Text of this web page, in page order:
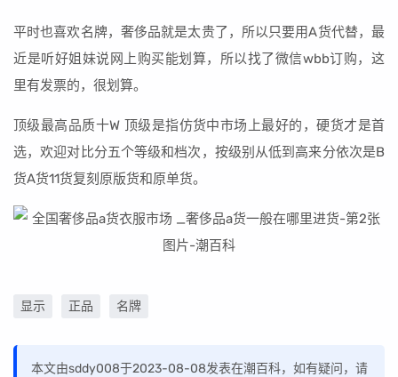
平时也喜欢名牌，奢侈品就是太贵了，所以只要用A货代替，最
近是听好姐妹说网上购买能划算，所以找了微信wbb订购，这
里有发票的，很划算。
顶级最高品质十W 顶级是指仿货中市场上最好的，硬货才是首
选，欢迎对比分五个等级和档次，按级别从低到高来分依次是B
货A货11货复刻原版货和原单货。
显示 正品 名牌
本文由sddy008于2023-08-08发表在潮百科，如有疑问，请